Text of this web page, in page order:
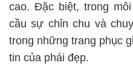
cao. Đặc biệt, trong
cầu sự chỉn chu và
trong những trang phục
tin của phái đẹp.